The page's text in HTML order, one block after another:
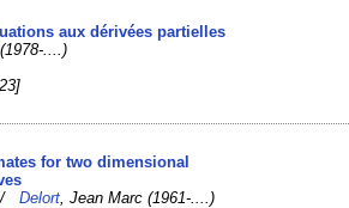
aux dérivées partielles
....)
for two dimensional
/Delort , Jean Marc (1961-....)